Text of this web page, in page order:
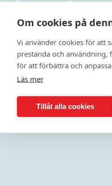
Om cookies på
Vi använder cookies för att
prestanda och
för att förbättra och
Läs mer
Tillåt alla cookies